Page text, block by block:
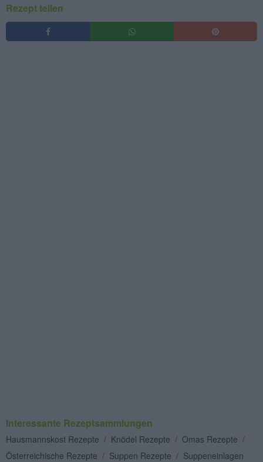
Rezept teilen
Interessante Rezeptsammlungen
Hausmannskost Rezepte / Knödel Rezepte / Omas Rezepte /
Österreichische Rezepte / Suppen Rezepte / Suppeneinlagen